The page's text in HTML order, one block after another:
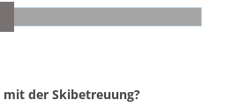
der Skibetreuung?